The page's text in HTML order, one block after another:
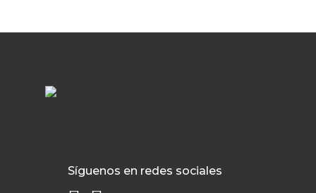
Síguenos en redes sociales